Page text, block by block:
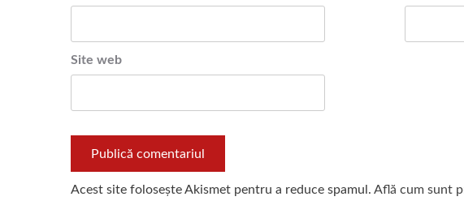
Site web
Acest site folosește Akismet pentru a reduce spamul. Află cum sunt